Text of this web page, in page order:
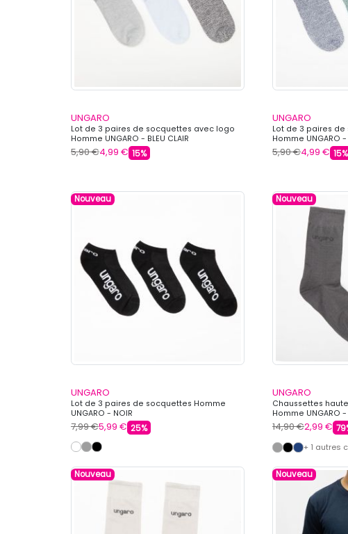
UNGARO
Lot de 3 paires de socquettes avec logo
Homme UNGARO - BLEU CLAIR
5,90 €4,99 € 15%
UNGARO
Lot de 3 paires
Homme UNGARO -
5,90 €4,99 € 15%
Nouveau
UNGARO
Lot de 3 paires de socquettes Homme
UNGARO - NOIR
7,99 €5,99 € 25%
Nouveau
UNGARO
Chaussettes
Homme UNGARO -
14,90 €2,99 €
+ 1 autres
Nouveau Nouveau